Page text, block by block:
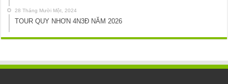
28 Tháng Mười Một, 2024
TOUR QUY NHƠN 4N3Đ NĂM 2026